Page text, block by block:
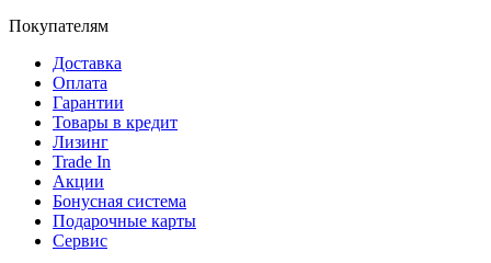
Покупателям
Доставка
Оплата
Гарантии
Товары в кредит
Лизинг
Trade In
Акции
Бонусная система
Подарочные карты
Сервис